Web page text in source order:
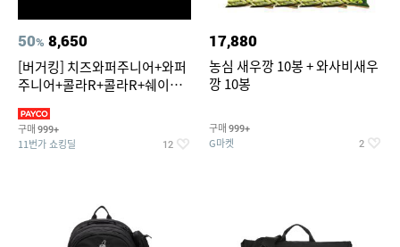
50% 8,650
[버거킹] 치즈와퍼주니어+와퍼
주니어+콜라R+콜라R+쉐이킹
구매 999+
11번가 쇼킹딜 12
17,880
농심 새우깡 10봉 + 와사비새우
깡 10봉
구매 999+
G마켓 2